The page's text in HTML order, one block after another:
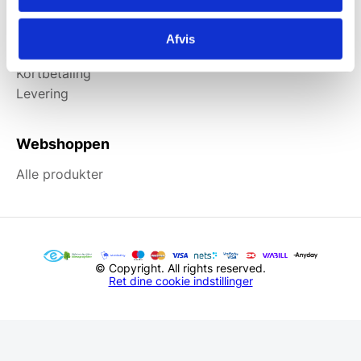
Afvis
Information
Kortbetaling
Levering
Webshoppen
Alle produkter
© Copyright. All rights reserved.
Ret dine cookie indstillinger